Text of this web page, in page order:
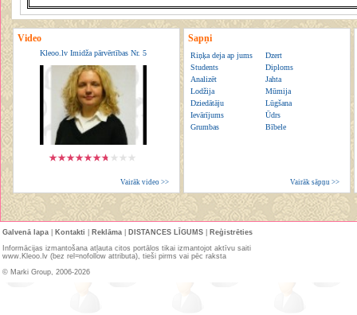
Video
Kleoo.lv Imidža pārvērtības Nr. 5
Vairāk video >>
Sapņi
Riņķa deja ap jums
Dzert
Students
Diploms
Analizēt
Jahta
Lodžija
Mūmija
Dziedātāju
Lūgšana
Ievārījums
Ūdrs
Grumbas
Bībele
Vairāk sāpņu >>
Galvenā lapa Kontakti Reklāma DISTANCES LĪGUMS
Reģistrēties
Informācijas izmantošana atļauta citos portālos tikai izmantojot aktīvu saiti
www.Kleoo.lv (bez rel=nofollow attributa), tieši pirms vai pēc raksta
© Marki Group, 2006-2026